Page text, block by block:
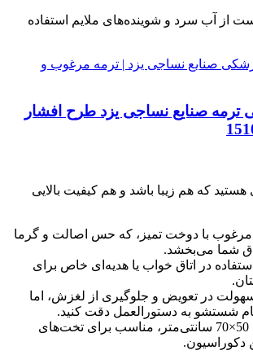
از آب سرد و شوینده‌های ملایم استفاده
ترمه صنایع نساجی یزد طرح افشار
هستید که هم زیبا باشد و هم کیفیت بالایی
مرغوب با دوخت تمیز، که حس اصالت و گرما
شما می‌بخشد.
در اتاق خواب یا هدیه‌ای خاص برای
در تعویض و جلوگیری از لغزش، اما
شستشو به دستورالعمل دقت کنید.
ابعاد استاندارد 50×70 سانتی‌متر، مناسب برای تخت‌های
دکوراسیون.